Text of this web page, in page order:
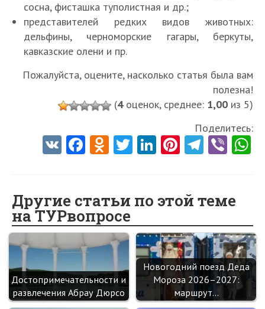
сосна, фисташка туполистная и др.;
представителей редких видов животных:
дельфины, черноморские гагары, беркуты,
кавказские олени и пр.
Пожалуйста, оцените, насколько статья была вам
полезна!
(4оценок, среднее: 1,00 из 5)
Поделитесь:
V Fa
o
o
k
O
o
kl
as
sn
ik
i
T
er
Li
dI
n
Pi
es
t
Te
a
m
Vi
Другие статьи по этой теме
на ТУРвопросе
Достопримечательности и
развлечения Абрау Дюрсо
Новогодний поезд Деда
Мороза 2026–2027:
маршрут…